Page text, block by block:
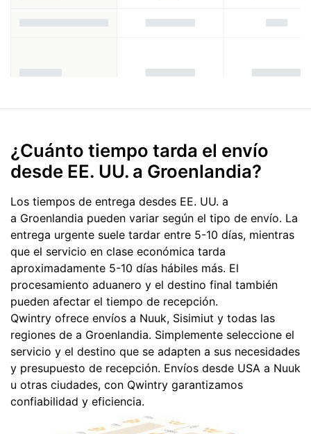
¿Cuánto tiempo tarda el envío
desde EE. UU. a Groenlandia?
Los tiempos de entrega desdes EE. UU. a
a Groenlandia pueden variar según el tipo de envío. La
entrega urgente suele tardar entre 5-10 días, mientras
que el servicio en clase económica tarda
aproximadamente 5-10 días hábiles más. El
procesamiento aduanero y el destino final también
pueden afectar el tiempo de recepción.
Qwintry ofrece envíos a Nuuk, Sisimiut y todas las
regiones de a Groenlandia. Simplemente seleccione el
servicio y el destino que se adapten a sus necesidades
y presupuesto de recepción. Envíos desde USA a Nuuk
u otras ciudades, con Qwintry garantizamos
confiabilidad y eficiencia.